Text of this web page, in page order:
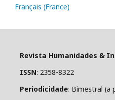
Français (France)
Revista Humanidades &
ISSN: 2358-8322
Periodicidade: Bimestral (a